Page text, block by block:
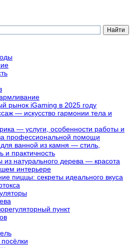
рынок iGaming в 2025 году
— искусство гармонии тела и
— услуги, особенности работы и
профессиональной помощи
ванной из камня — стиль,
и практичность
натурального дерева — красота
интерьере
пиццы: секреты идеального вкуса
пункт